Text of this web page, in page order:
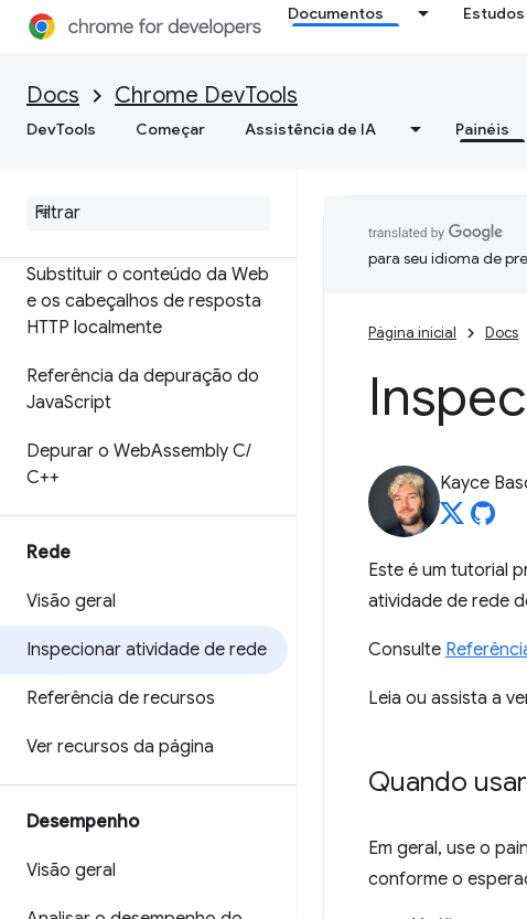
Documentos
Docs Chrome DevTools
DevTools Começar Assistência de IA Painéis
de origem
ignoreList
alterações nos arquivos de
Substituir o conteúdo da Web
e os cabeçalhos de resposta
HTTP localmente
Referência da depuração do
JavaScript
Depurar o WebAssembly C/
C++
Rede
Visão geral
Inspecionar atividade de rede
Referência de recursos
Ver recursos da página
Desempenho
Visão geral
para seu idioma de
Página inicial Docs
Kayce
Este é um tutorial
atividade de rede
Consulte
Leia ou assista a
Quando
Em geral, use o
conforme o